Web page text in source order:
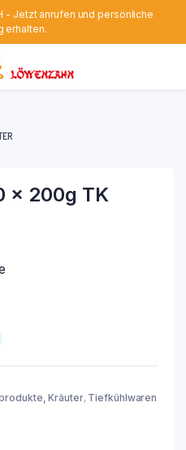
- Jetzt anrufen und persönliche
erhalten.
x 200g TK
Kräuter, Tiefkühlwaren